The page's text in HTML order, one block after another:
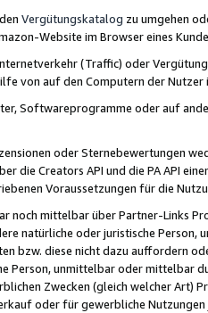
Vergütungskatalog zu umgehen
Website im Browser eines
(Traffic) oder
von auf den Computern der
Softwareprogramme oder auf
oder Sternebewertungen
die Creators API und die PA API
Voraussetzungen für die
noch mittelbar über Partner-Links
natürliche oder juristische
bzw. diese nicht dazu auffordern
Person, unmittelbar oder mittelbar
Zwecken (gleich welcher Art)
oder für gewerbliche